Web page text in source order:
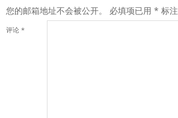
您的邮箱地址不会被公开。
必填项已用 * 标注
评论 *